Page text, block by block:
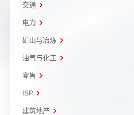
交通
电力
矿山与冶炼
油气与化工
零售
ISP
建筑地产